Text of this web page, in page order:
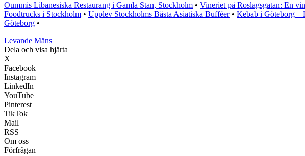
Oummis Libanesiska Restaurang i Gamla Stan, Stockholm • Vineriet på Roslagsgatan: En
Foodtrucks i Stockholm • Upplev Stockholms Bästa Asiatiska Bufféer• Kebab i Göteborg –
Göteborg •
Levande Mäns
Dela och visa hjärta
X
Facebook
Instagram
LinkedIn
YouTube
Pinterest
TikTok
Mail
RSS
Om oss
Förfrågan